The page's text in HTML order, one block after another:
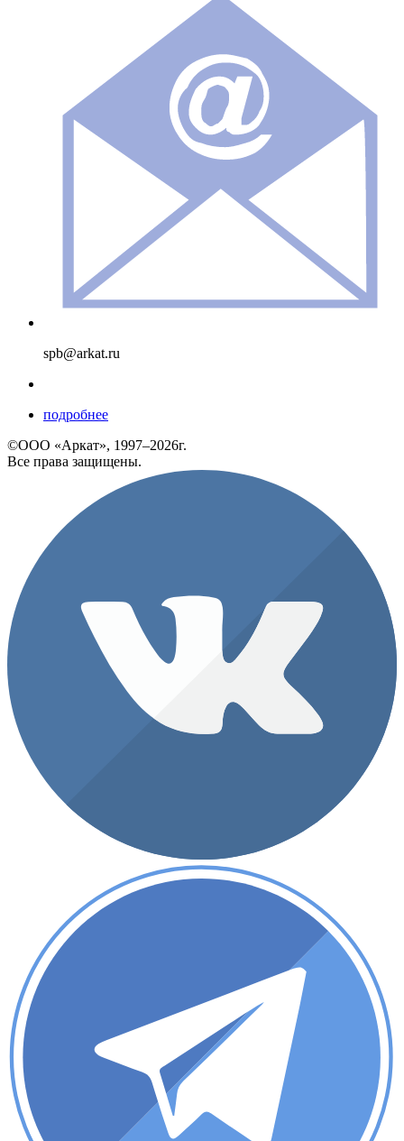
spb@arkat.ru
подробнее
©ООО «Аркат», 1997–2026г.
Все права защищены.